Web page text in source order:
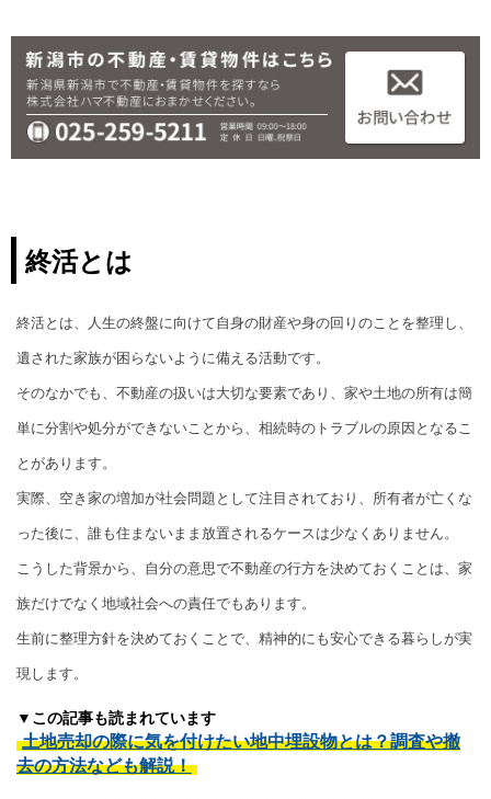
終活とは
終活とは、人生の終盤に向けて自身の財産や身の回りのことを整理し、
遺された家族が困らないように備える活動です。
そのなかでも、不動産の扱いは大切な要素であり、家や土地の所有は簡
単に分割や処分ができないことから、相続時のトラブルの原因となるこ
とがあります。
実際、空き家の増加が社会問題として注目されており、所有者が亡くな
った後に、誰も住まないまま放置されるケースは少なくありません。
こうした背景から、自分の意思で不動産の行方を決めておくことは、家
族だけでなく地域社会への責任でもあります。
生前に整理方針を決めておくことで、精神的にも安心できる暮らしが実
現します。
▼この記事も読まれています
土地売却の際に気を付けたい地中埋設物とは？調査や撤
去の方法なども解説！